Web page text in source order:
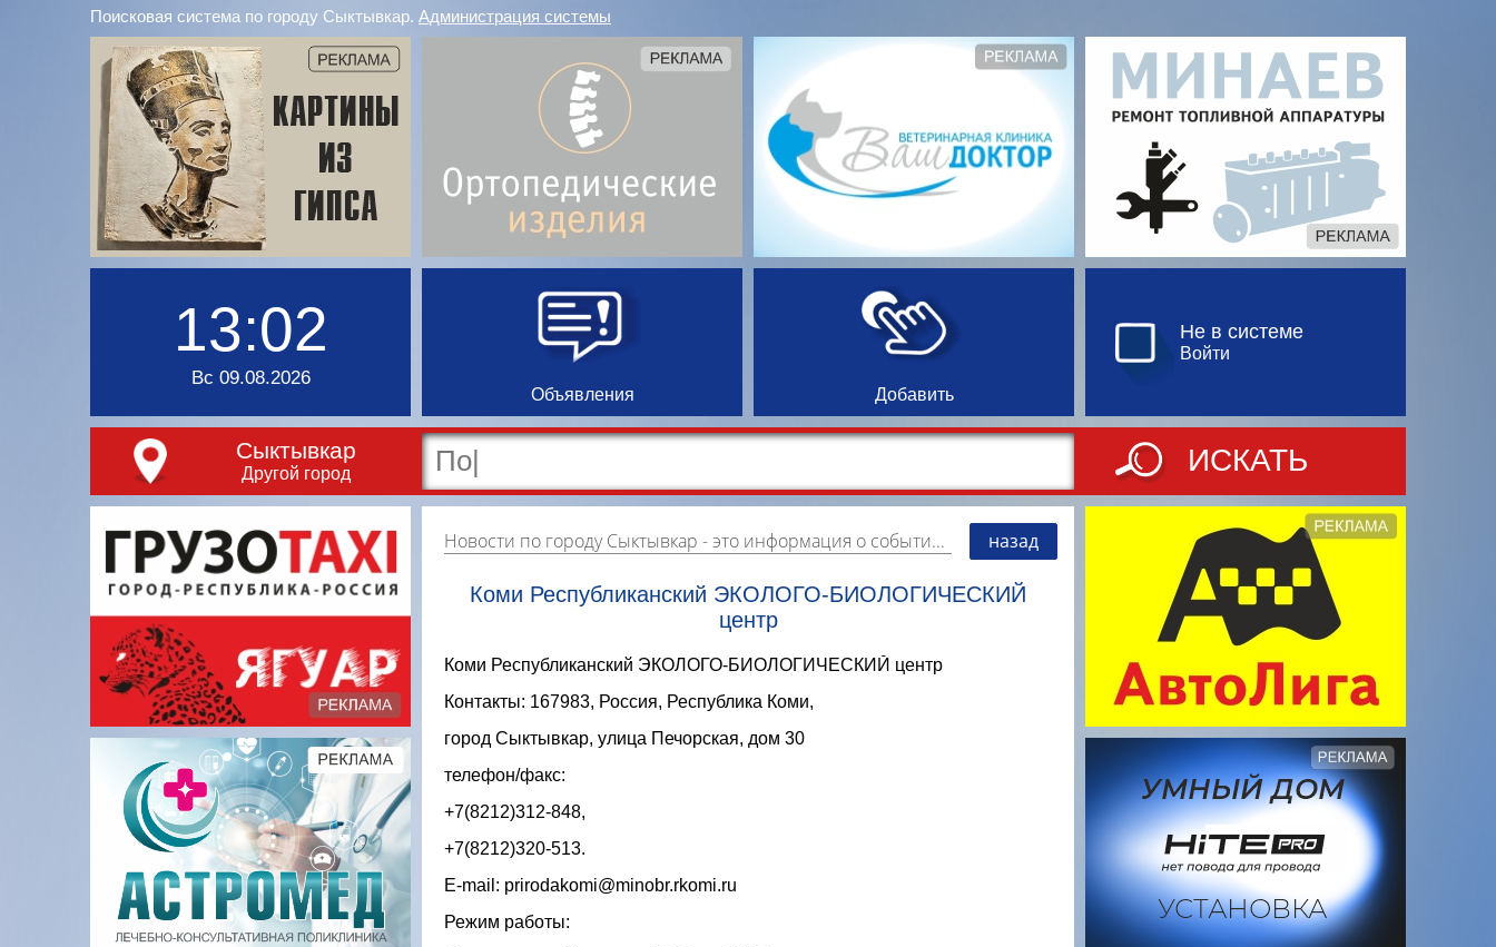
Поисковая система по городу Сыктывкар. Администрация системы
13:02
Вс 09.08.2026
Объявления Добавить
Не в системе
Войти
Сыктывкар
Другой город ИСКАТЬ
Новости по городу Сыктывкар - это информация о событиях, мероприятиях и торгово-коммерческой деятельности города. Страницу наполняют платные и бесплатные объявления, имеющие функцию "поднятия вверх списка". назад
Коми Республиканский ЭКОЛОГО-БИОЛОГИЧЕСКИЙ
центр
Коми Республиканский ЭКОЛОГО-БИОЛОГИЧЕСКИЙ центр
Контакты: 167983, Россия, Республика Коми,
город Сыктывкар, улица Печорская, дом 30
телефон/факс:
+7(8212)312-848,
+7(8212)320-513.
E-mail: prirodakomi@minobr.rkomi.ru
Режим работы: